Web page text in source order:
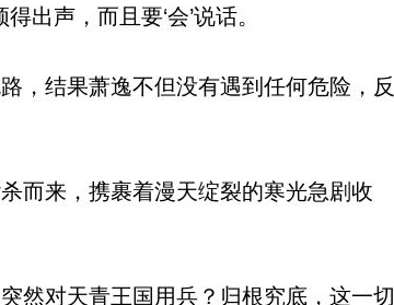
出声，而且要‘会’说话。
，结果萧逸不但没有遇到任何危险，反
而来，携裹着漫天绽裂的寒光急剧收
然对天青王国用兵？归根究底，这一切